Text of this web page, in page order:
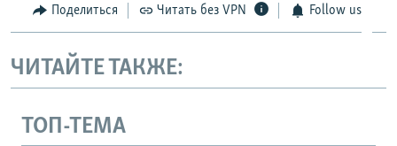
Поделиться Читать без VPN Follow us
ЧИТАЙТЕ ТАКЖЕ:
ТОП-ТЕМА